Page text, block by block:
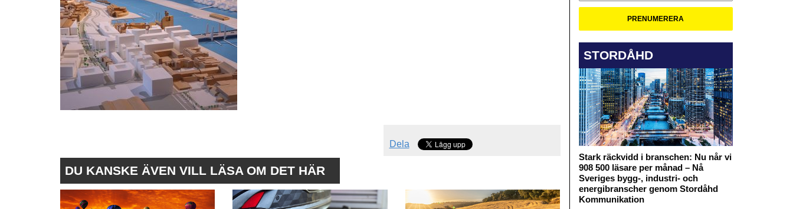
Dela
DU KANSKE ÄVEN VILL LÄSA OM DET HÄR
STORDÅHD
Stark räckvidd i branschen: Nu når vi
908 500 läsare per månad – Nå
Sveriges bygg-, industri- och
energibranscher genom Stordåhd
Kommunikation